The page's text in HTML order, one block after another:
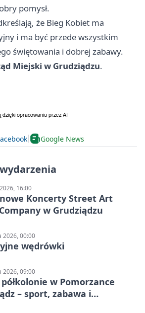
pomysł.
że Bieg Kobiet ma
i ma być przede wszystkim
świętowania i dobrej zabawy.
Miejski w Grudziądzu.
Google News
16:00
Koncerty Street Art
w Grudziądzu
2026, 00:00
wędrówki
2026, 09:00
w Pomorzance
– sport, zabawa i